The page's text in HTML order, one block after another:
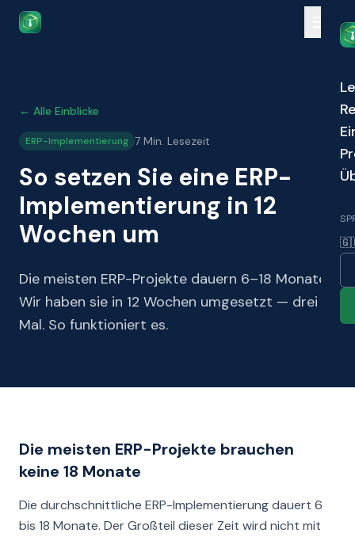
Skip to main content
← Alle Einblicke
ERP-Implementierung 7 Min. Lesezeit
So setzen Sie eine ERP-
Implementierung in 12
Wochen um
Die meisten ERP-Projekte dauern 6–18 Monate.
Wir haben sie in 12 Wochen umgesetzt — drei
Mal. So funktioniert es.
Die meisten ERP-Projekte brauchen
keine 18 Monate
Die durchschnittliche ERP-Implementierung dauert 6
bis 18 Monate. Der Großteil dieser Zeit wird nicht mit